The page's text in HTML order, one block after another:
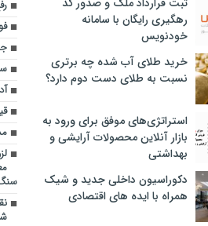
رهگیری رایگان با سامانه
خودنویس
خرید طلای آب شده چه برتری
نسبت به طلای دست دوم دارد؟
استراتژی‌های موفق برای ورود به
بازار آنلاین محصولات آرایشی و
بهداشتی
دکوراسیون داخلی جدید و شیک
همراه با ایده های اقتصادی